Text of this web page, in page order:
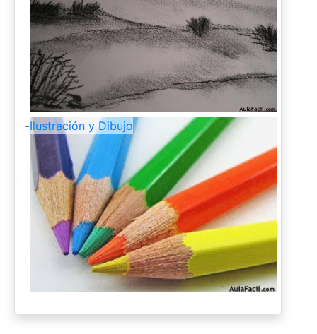
-Ilustración y Dibujo